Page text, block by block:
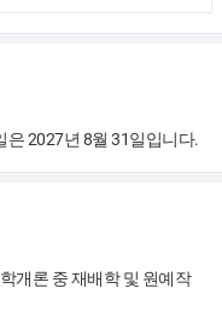
은 2027년 8월 31일입니다.
개론 중 재배학 및 원예작